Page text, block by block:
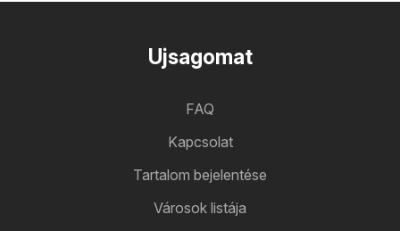
Ujsagomat
FAQ
Kapcsolat
Tartalom bejelentése
Városok listája